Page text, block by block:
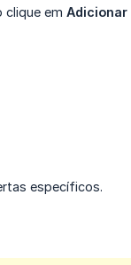
clique em Adicionar
específicos.